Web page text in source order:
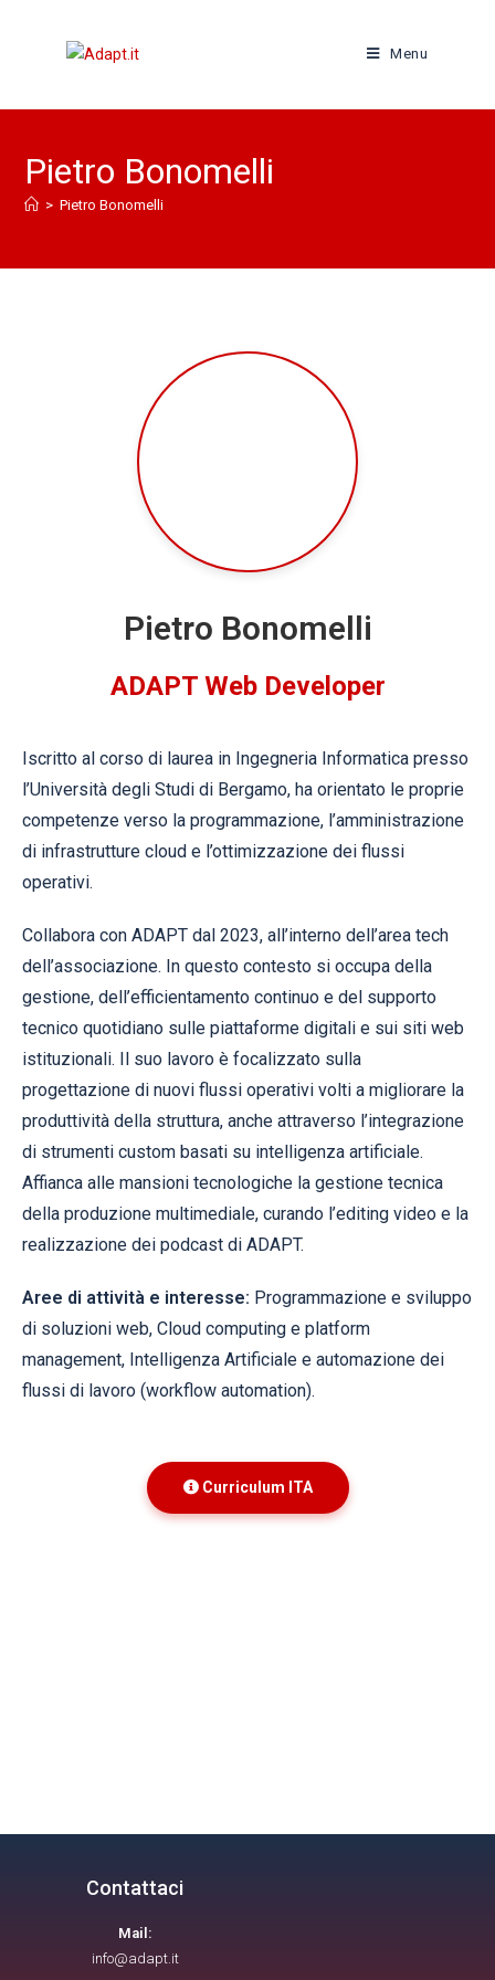
Menu
Pietro Bonomelli
> Pietro Bonomelli
Pietro Bonomelli
ADAPT Web Developer
Iscritto al corso di laurea in Ingegneria Informatica presso
l’Università degli Studi di Bergamo, ha orientato le proprie
competenze verso la programmazione, l’amministrazione
di infrastrutture cloud e l’ottimizzazione dei flussi
operativi.
Collabora con ADAPT dal 2023, all’interno dell’area tech
dell’associazione. In questo contesto si occupa della
gestione, dell’efficientamento continuo e del supporto
tecnico quotidiano sulle piattaforme digitali e sui siti web
istituzionali. Il suo lavoro è focalizzato sulla
progettazione di nuovi flussi operativi volti a migliorare la
produttività della struttura, anche attraverso l’integrazione
di strumenti custom basati su intelligenza artificiale.
Affianca alle mansioni tecnologiche la gestione tecnica
della produzione multimediale, curando l’editing video e la
realizzazione dei podcast di ADAPT.
Aree di attività e interesse: Programmazione e sviluppo
di soluzioni web, Cloud computing e platform
management, Intelligenza Artificiale e automazione dei
flussi di lavoro (workflow automation).
Curriculum ITA
Contattaci
Mail:
info@adapt.it